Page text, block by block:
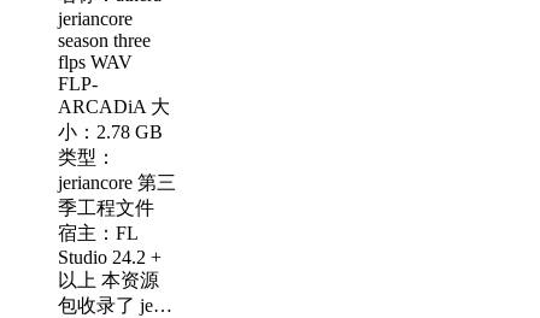
jeriancore
season three
flps WAV
FLP-
ARCADiA 大
小：2.78 GB
类型：
jeriancore 第三
季工程文件
宿主：FL
Studio 24.2 +
以上 本资源
包收录了 je…